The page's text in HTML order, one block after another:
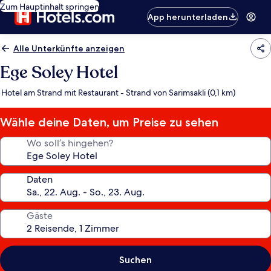
Zum Hauptinhalt springen
App herunterladen
Alle Unterkünfte anzeigen
Ege Soley Hotel
Hotel am Strand mit Restaurant - Strand von Sarimsakli (0,1 km)
Wähle deine Daten, um Preise zu sehen
Wo soll’s hingehen?
Daten
Gäste
Suchen